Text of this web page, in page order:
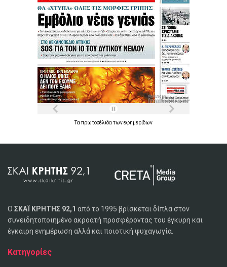
Τα πρωτοσέλιδα τωνεφημερίδων
Ο ΣΚΑΪ ΚΡΗΤΗΣ 92,1 από το 1995 βρίσκεται δίπλα στον
συνειδητοποιημένο ακροατή προσφέροντας του έγκυρη και
έγκαιρη ενημέρωση αλλά και ποιοτική ψυχαγωγία.
Κατηγορίες